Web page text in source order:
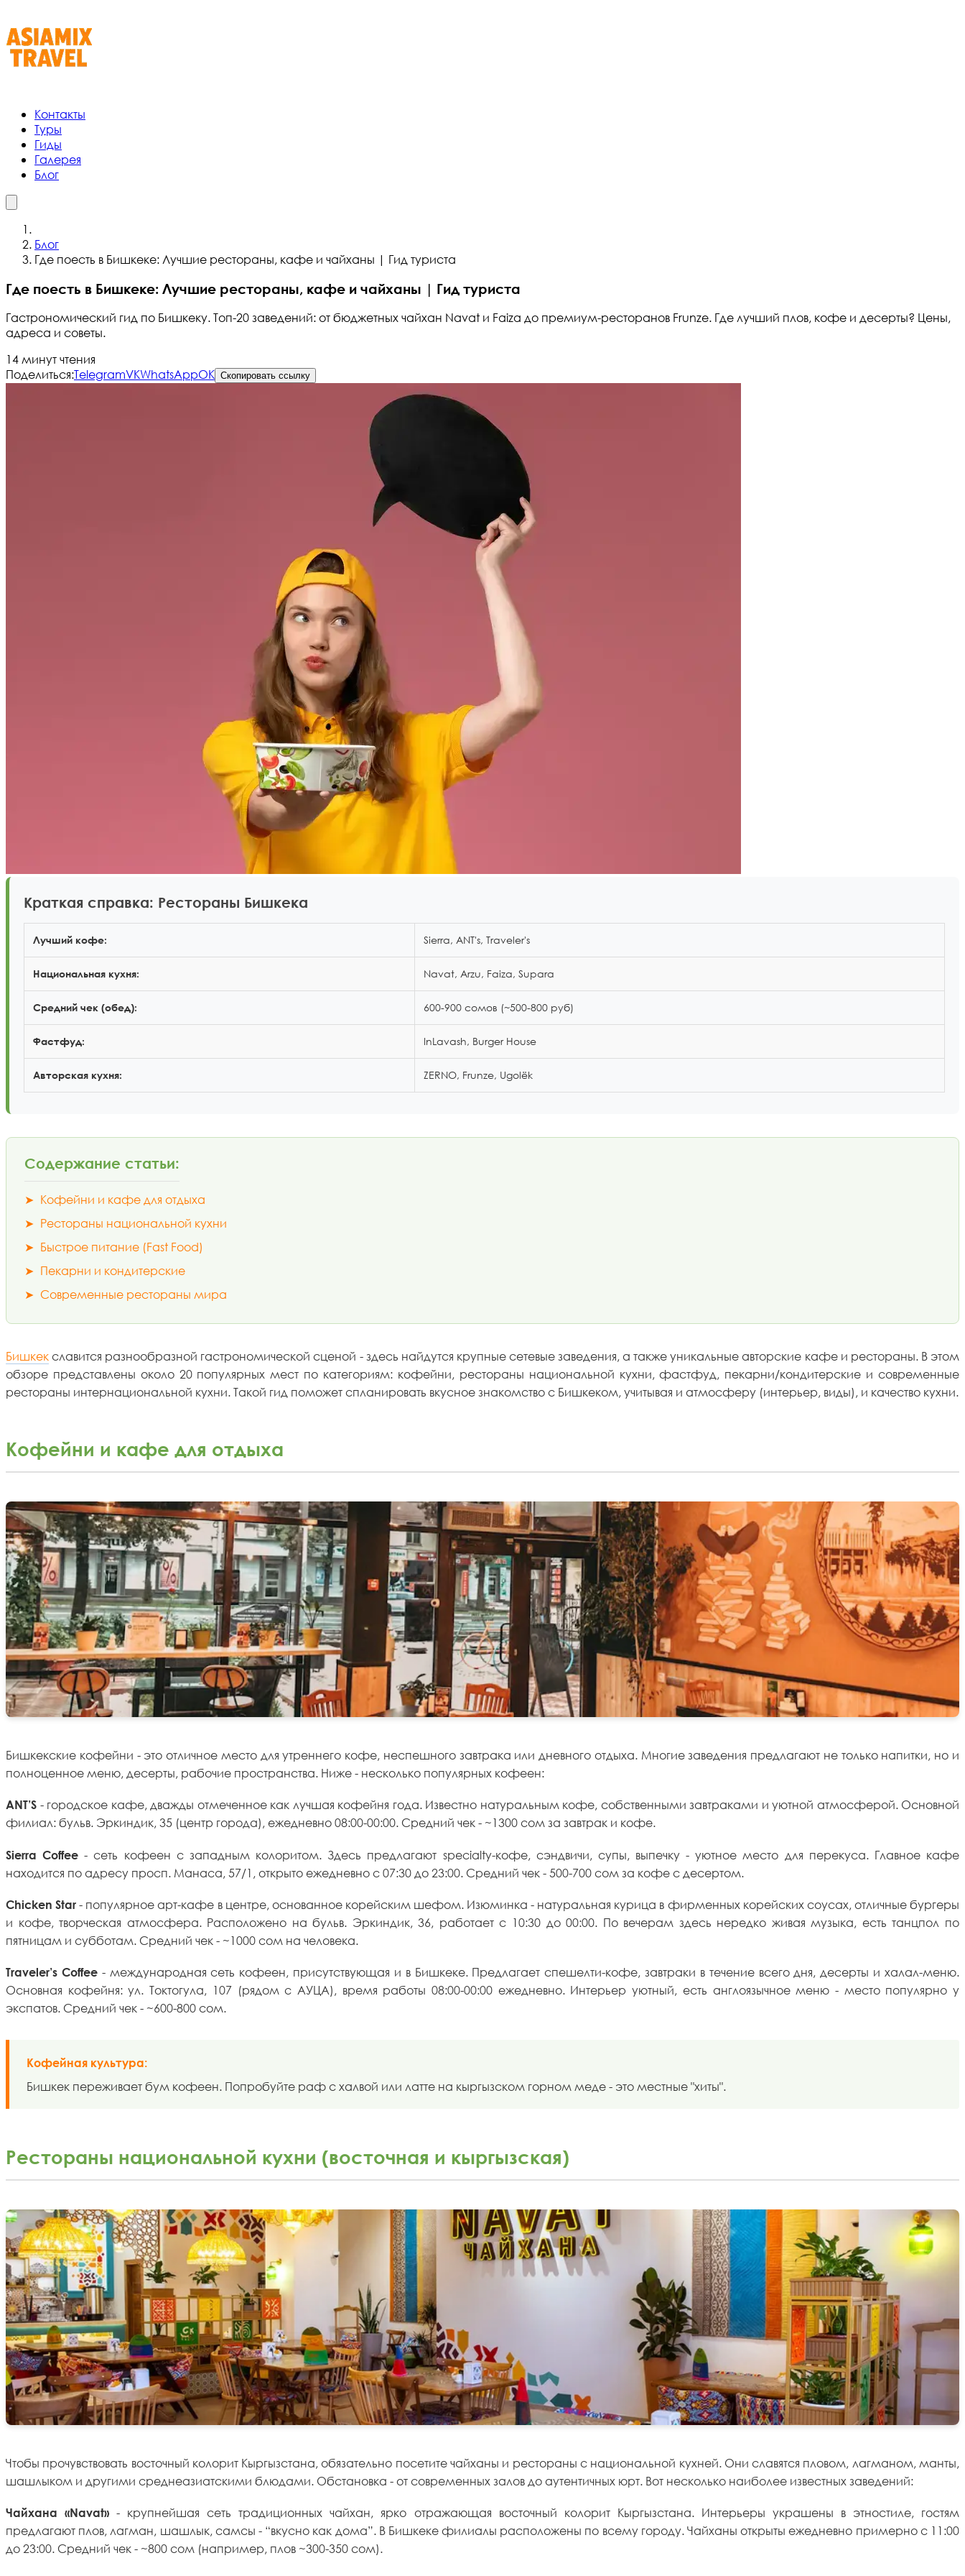
Контакты
Туры
Гиды
Галерея
Блог
Блог
Где поесть в Бишкеке: Лучшие рестораны, кафе и чайханы | Гид туриста
Где поесть в Бишкеке: Лучшие рестораны, кафе и чайханы | Гид туриста
Гастрономический гид по Бишкеку. Топ-20 заведений: от бюджетных чайхан Navat и Faiza до премиум-ресторанов Frunze. Где лучший плов, кофе и десерты? Цены,
адреса и советы.
14 минут чтения
Поделиться:TelegramVKWhatsAppOK Скопировать ссылку
Краткая справка: Рестораны Бишкека
Лучший кофе: Sierra, ANT's, Traveler's
Национальная кухня: Navat, Arzu, Faiza, Supara
Средний чек (обед): 600-900 сомов (~500-800 руб)
Фастфуд: InLavash, Burger House
Авторская кухня: ZERNO, Frunze, Ugolёk
Содержание статьи:
➤ Кофейни и кафе для отдыха
➤ Рестораны национальной кухни
➤ Быстрое питание (Fast Food)
➤ Пекарни и кондитерские
➤ Современные рестораны мира
Бишкекславится разнообразной гастрономической сценой - здесь найдутся крупные сетевые заведения, а также уникальные авторские кафе и рестораны. В этом
обзоре представлены около 20 популярных мест по категориям: кофейни, рестораны национальной кухни, фастфуд, пекарни/кондитерские и современные
рестораны интернациональной кухни. Такой гид поможет спланировать вкусное знакомство с Бишкеком, учитывая и атмосферу (интерьер, виды), и качество кухни.
Кофейни и кафе для отдыха
Бишкекские кофейни - это отличное место для утреннего кофе, неспешного завтрака или дневного отдыха. Многие заведения предлагают не только напитки, но и
полноценное меню, десерты, рабочие пространства. Ниже - несколько популярных кофеен:
ANT’S - городское кафе, дважды отмеченное как лучшая кофейня года. Известно натуральным кофе, собственными завтраками и уютной атмосферой. Основной
филиал: бульв. Эркиндик, 35 (центр города), ежедневно 08:00-00:00. Средний чек - ~1300 сом за завтрак и кофе.
Sierra Coffee - сеть кофеен с западным колоритом. Здесь предлагают specialty-кофе, сэндвичи, супы, выпечку - уютное место для перекуса. Главное кафе
находится по адресу просп. Манаса, 57/1, открыто ежедневно с 07:30 до 23:00. Средний чек - 500-700 сом за кофе с десертом.
Chicken Star - популярное арт-кафе в центре, основанное корейским шефом. Изюминка - натуральная курица в фирменных корейских соусах, отличные бургеры
и кофе, творческая атмосфера. Расположено на бульв. Эркиндик, 36, работает с 10:30 до 00:00. По вечерам здесь нередко живая музыка, есть танцпол по
пятницам и субботам. Средний чек - ~1000 сом на человека.
Traveler’s Coffee- международная сеть кофеен, присутствующая и в Бишкеке. Предлагает спешелти-кофе, завтраки в течение всего дня, десерты и халал-меню.
Основная кофейня: ул. Токтогула, 107 (рядом с АУЦА), время работы 08:00-00:00 ежедневно. Интерьер уютный, есть англоязычное меню - место популярно у
экспатов. Средний чек - ~600-800 сом.
Кофейная культура:
Бишкек переживает бум кофеен. Попробуйте раф с халвой или латте на кыргызском горном меде - это местные "хиты".
Рестораны национальной кухни (восточная и кыргызская)
Чтобы прочувствовать восточный колорит Кыргызстана, обязательно посетите чайханы и рестораны с национальной кухней. Они славятся пловом, лагманом, манты,
шашлыком и другими среднеазиатскими блюдами. Обстановка - от современных залов до аутентичных юрт. Вот несколько наиболее известных заведений:
Чайхана «Navat» - крупнейшая сеть традиционных чайхан, ярко отражающая восточный колорит Кыргызстана. Интерьеры украшены в этностиле, гостям
предлагают плов, лагман, шашлык, самсы - “вкусно как дома”. В Бишкеке филиалы расположены по всему городу. Чайханы открыты ежедневно примерно с 11:00
до 23:00. Средний чек - ~800 сом (например, плов ~300-350 сом).